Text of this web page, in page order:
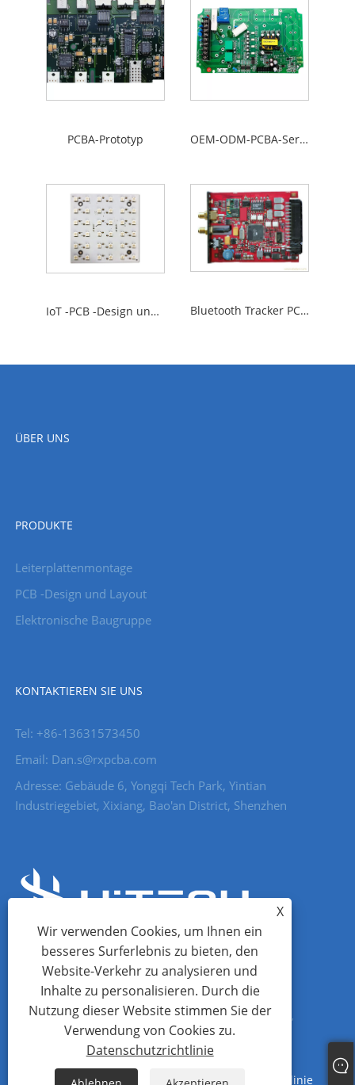
PCBA-Prototyp OEM-ODM-PCBA-Service
IoT -PCB -Design und -herstellung Bluetooth Tracker PCBA -Design
ÜBER UNS
PRODUKTE
Leiterplattenmontage
PCB -Design und Layout
Elektronische Baugruppe
KONTAKTIEREN SIE UNS
Tel: +86-13631573450
Email: Dan.s@rxpcba.com
Adresse: Gebäude 6, Yongqi Tech Park, Yintian
Industriegebiet, Xixiang, Bao'an District, Shenzhen
Copyright © 2023 Shenzhen HI Tech Co., Ltd. - PCB -Baugruppe,
Leiterplatte, PCB - Alle Rechte vorbehalten
Sitemap XML Datenschutzrichtlinie
X
Wir verwenden Cookies, um Ihnen ein
besseres Surferlebnis zu bieten, den
Website-Verkehr zu analysieren und
Inhalte zu personalisieren. Durch die
Nutzung dieser Website stimmen Sie der
Verwendung von Cookies zu.
Datenschutzrichtlinie